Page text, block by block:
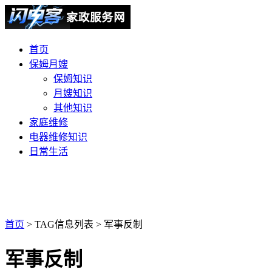
首页
保姆月嫂
保姆知识
月嫂知识
其他知识
家庭维修
电器维修知识
日常生活
首页 > TAG信息列表 > 军事反制
军事反制